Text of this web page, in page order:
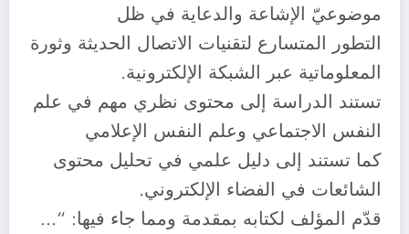
موضوعيّ الإشاعة والدعاية في ظل
التطور المتسارع لتقنيات الاتصال الحديثة وثورة
المعلوماتية عبر الشبكة الإلكترونية.
تستند الدراسة إلى محتوى نظري مهم في علم
النفس الاجتماعي وعلم النفس الإعلامي
كما تستند إلى دليل علمي في تحليل محتوى
الشائعات في الفضاء الإلكتروني.
قدّم المؤلف لكتابه بمقدمة ومما جاء فيها: “…